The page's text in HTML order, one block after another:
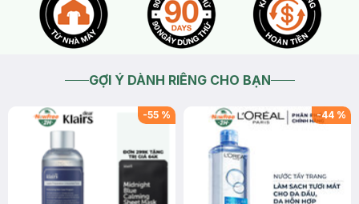
GỢI Ý DÀNH RIÊNG CHO BẠN
-55 % -44 %